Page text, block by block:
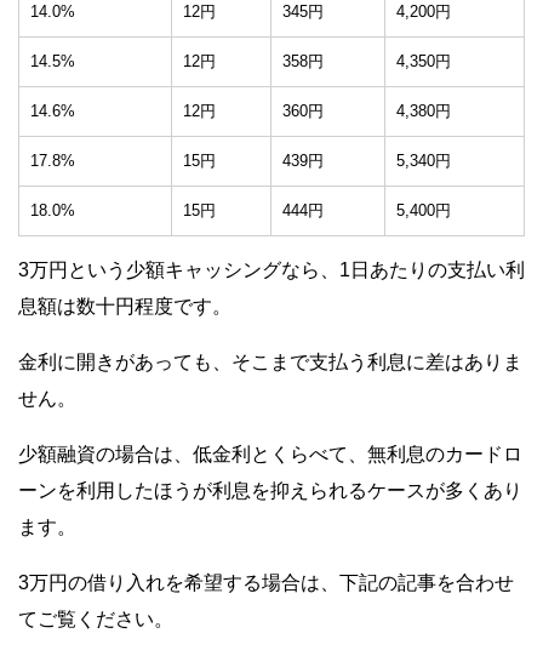
14.0% 12円 345円 4,200円
14.5% 12円 358円 4,350円
14.6% 12円 360円 4,380円
17.8% 15円 439円 5,340円
18.0% 15円 444円 5,400円
3万円という少額キャッシングなら、1日あたりの支払い利
息額は数十円程度です。
金利に開きがあっても、そこまで支払う利息に差はありま
せん。
少額融資の場合は、低金利とくらべて、無利息のカードロ
ーンを利用したほうが利息を抑えられるケースが多くあり
ます。
3万円の借り入れを希望する場合は、下記の記事を合わせ
てご覧ください。